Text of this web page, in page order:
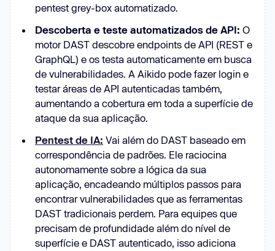
pentest grey-box automatizado.
Descoberta e teste automatizados de API: O
motor DAST descobre endpoints de API (REST e
GraphQL) e os testa automaticamente em busca
de vulnerabilidades. A Aikido pode fazer login e
testar áreas de API autenticadas também,
aumentando a cobertura em toda a superfície de
ataque da sua aplicação.
Pentest de IA: Vai além do DAST baseado em
correspondência de padrões. Ele raciocina
autonomamente sobre a lógica da sua
aplicação, encadeando múltiplos passos para
encontrar vulnerabilidades que as ferramentas
DAST tradicionais perdem. Para equipes que
precisam de profundidade além do nível de
superfície e DAST autenticado, isso adiciona